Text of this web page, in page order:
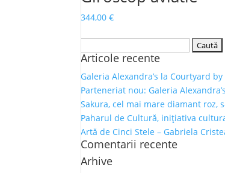
344,00€
după:
Articole recente
Galeria Alexandra’s la Courtyard
Parteneriat nou: Galeria
Sakura, cel mai mare diamant roz,
Paharul de Cultură, inițiativa
Artă de Cinci Stele – Gabriela
Comentarii recente
Arhive